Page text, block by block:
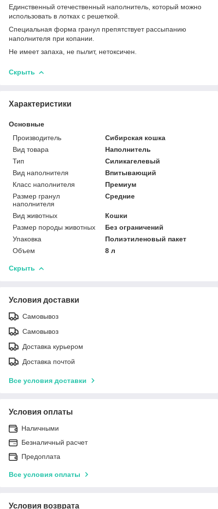
Единственный отечественный наполнитель, который можно
использовать в лотках с решеткой.
Специальная форма гранул препятствует рассыпанию
наполнителя при копании.
Не имеет запаха, не пылит, нетоксичен.
Скрыть
Характеристики
Основные
Производитель
Сибирская кошка
Вид товара
Наполнитель
Тип
Силикагелевый
Вид наполнителя
Впитывающий
Класс наполнителя
Премиум
Размер гранул
наполнителя
Средние
Вид животных
Кошки
Размер породы животных
Без ограничений
Упаковка
Полиэтиленовый пакет
Объем
8 л
Скрыть
Условия доставки
Самовывоз
Самовывоз
Доставка курьером
Доставка почтой
Все условия доставки
Условия оплаты
Наличными
Безналичный расчет
Предоплата
Все условия оплаты
Условия возврата